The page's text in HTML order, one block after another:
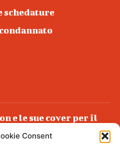
Consent
schedature
e le sue cover per il